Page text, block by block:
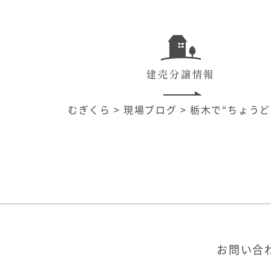
建売分譲情報
むぎくら >現場ブログ >栃木で“ちょう
お問い合